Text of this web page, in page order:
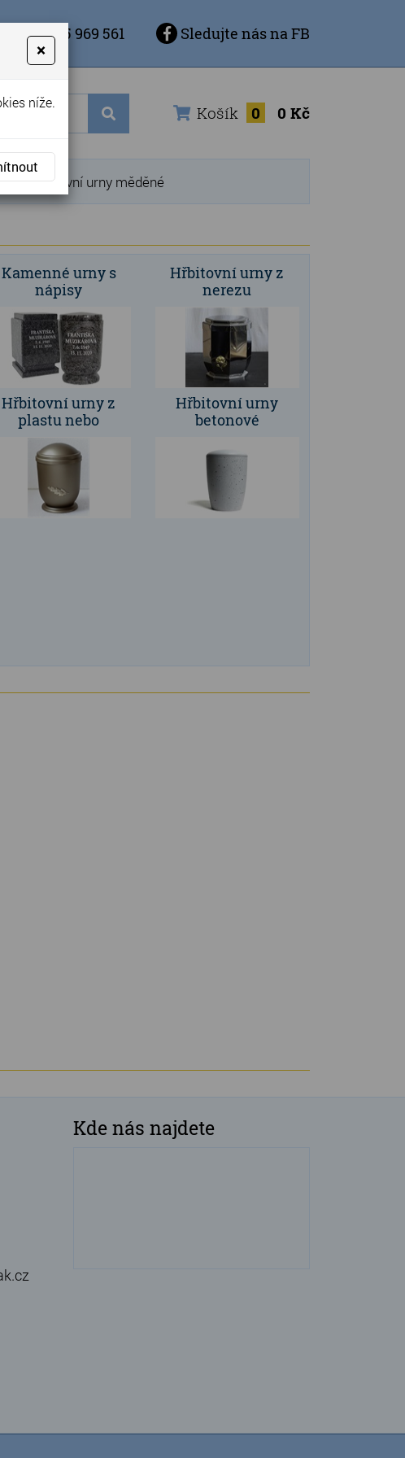
+420 725 969 561 Sledujte nás na FB
Košík 0 0 Kč
» Hřbitovní urny měděné
Kamenné urny s
nápisy
Hřbitovní urny z
nerezu
Hřbitovní urny z
plastu nebo
Hřbitovní urny
betonové
Kde nás najdete
×
níže.